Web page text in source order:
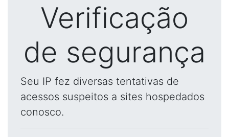
Verificação
de segurança
Seu IP fez diversas tentativas de
acessos suspeitos a sites hospedados
conosco.